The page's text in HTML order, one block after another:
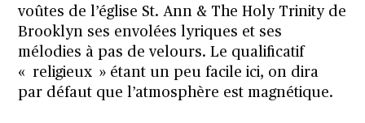
voûtes de l’église St. Ann & The Holy Trinity de
Brooklyn ses envolées lyriques et ses
mélodies à pas de velours. Le qualificatif
« religieux » étant un peu facile ici, on dira
par défaut que l’atmosphère est magnétique.